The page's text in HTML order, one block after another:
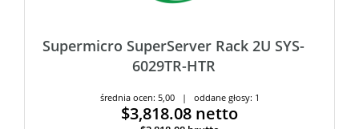
Supermicro SuperServer Rack 2U SYS-
6029TR-HTR
średnia ocen: 5,00 | oddane głosy: 1
$3,818.08 netto